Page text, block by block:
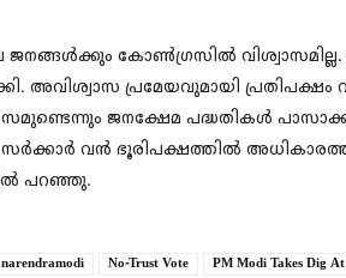
കോണ്‍ഗ്രസില്‍
അവിശ്വാസ പ്രമേയവുമായി
ജനക്ഷേമ പദ്ധതികൾ
സർക്കാർ വൻ ഭൂരിപക്ഷത്തിൽ
പറഞ്ഞു.
narendramodi No-Trust Vote PM Modi Takes Dig